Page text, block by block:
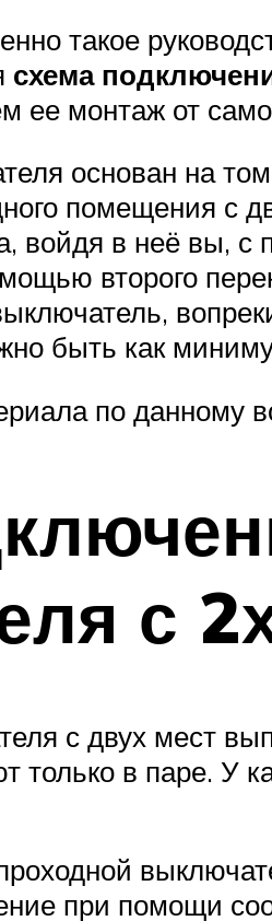
такое
схема
ее монтаж от
основан на
помещения с
войдя в неё вы, с
второго
быть как
по данному
с
с двух мест
только в паре. У
при помощи